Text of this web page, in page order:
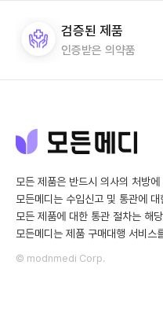
검증된 제품
인증받은 의약품
모든 제품은 반드시 의사의 처방
모든메디는 수입신고 및 통관에
모든 제품에 대한 통관 절차는 해
모든메디는 제품 구매대행 서비스
© modnmedi Corp.